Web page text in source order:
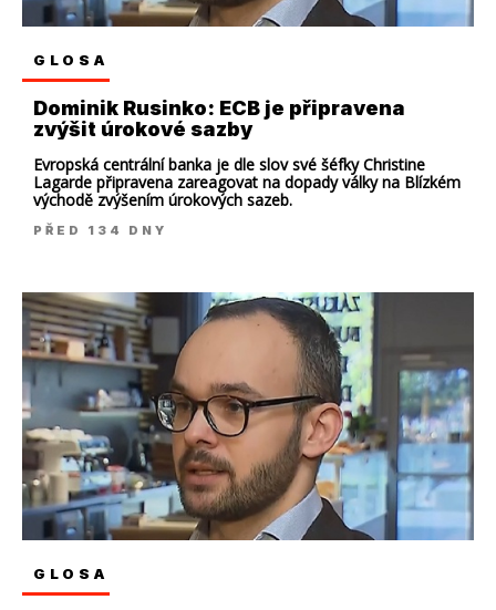
GLOSA
Dominik Rusinko: ECB je připravena
zvýšit úrokové sazby
Evropská centrální banka je dle slov své šéfky Christine
Lagarde připravena zareagovat na dopady války na Blízkém
východě zvýšením úrokových sazeb.
PŘED 134 DNY
GLOSA